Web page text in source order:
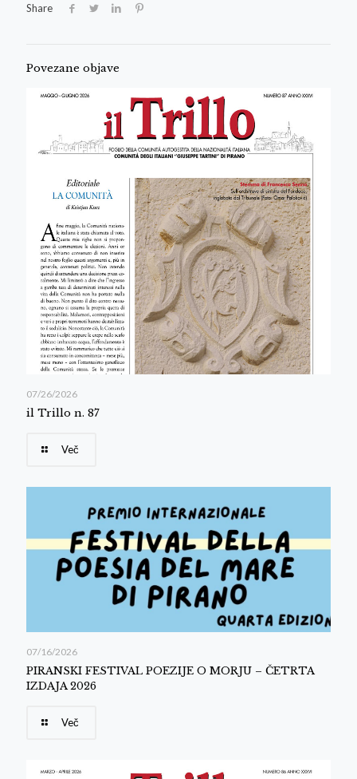
Share
Povezane objave
07/26/2026
il Trillo n. 87
Več
07/16/2026
PIRANSKI FESTIVAL POEZIJE O MORJU – ČETRTA
IZDAJA 2026
Več